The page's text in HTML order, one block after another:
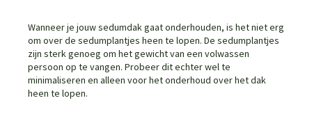
Wanneer je jouw sedumdak gaat onderhouden, is het niet erg
om over de sedumplantjes heen te lopen. De sedumplantjes
zijn sterk genoeg om het gewicht van een volwassen
persoon op te vangen. Probeer dit echter wel te
minimaliseren en alleen voor het onderhoud over het dak
heen te lopen.